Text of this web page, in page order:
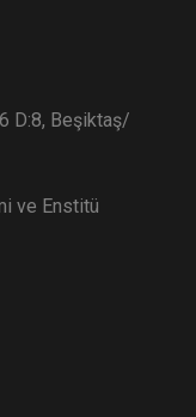
D:8, Beşiktaş/
ve Enstitü